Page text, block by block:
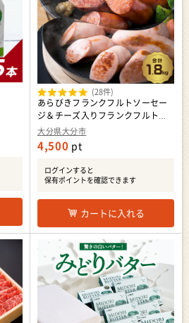
大分県大分市
あらびきフランクフルトソーセー
ジ＆チーズ入りフランクフルトソ
ーセージ1.8kg A05044
(28件)
4,500 pt
ログインすると
保有ポイントを確認できます
カートに入れる